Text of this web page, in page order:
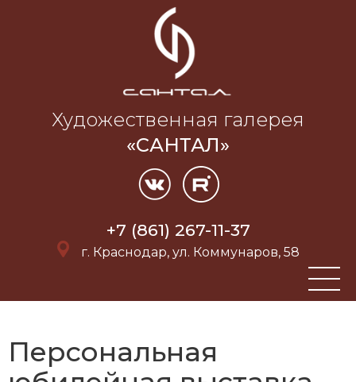
Художественная галерея
«САНТАЛ»
+7 (861) 267-11-37
г. Краснодар, ул. Коммунаров, 58
Персональная